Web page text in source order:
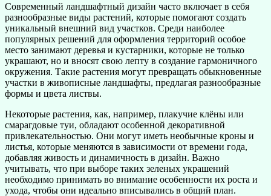
Современный ландшафтный дизайн часто включает в себя
разнообразные виды растений, которые помогают создать
уникальный внешний вид участков. Среди наиболее
популярных решений для оформления территорий особое
место занимают деревья и кустарники, которые не только
украшают, но и вносят свою лепту в создание гармоничного
окружения. Такие растения могут превращать обыкновенные
участки в живописные ландшафты, предлагая разнообразные
формы и цвета листвы.
Некоторые растения, как, например, плакучие клёны или
смарагдовые туи, обладают особенной декоративной
привлекательностью. Они могут иметь необычные кроны и
листья, которые меняются в зависимости от времени года,
добавляя живость и динамичность в дизайн. Важно
учитывать, что при выборе таких зеленых украшений
необходимо принимать во внимание особенности их роста и
ухода, чтобы они идеально вписывались в общий план.